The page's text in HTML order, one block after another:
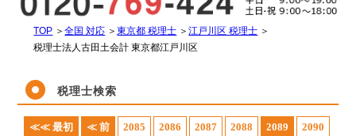
TOP ＞全国 対応 ＞東京都 税理士 ＞江戸川区 税理士 ＞
税理士法人古田土会計 東京都江戸川区
税理士検索
≪≪ 最初 ≪ 前 2085 2086 2087 2088 2089 2090